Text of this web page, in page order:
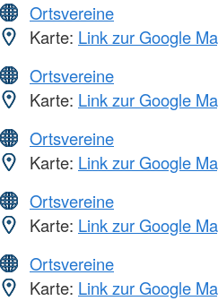
Ortsvereine
Karte: Link zur Google
Ortsvereine
Karte: Link zur Google
Ortsvereine
Karte: Link zur Google
Ortsvereine
Karte: Link zur Google
Ortsvereine
Karte: Link zur Google